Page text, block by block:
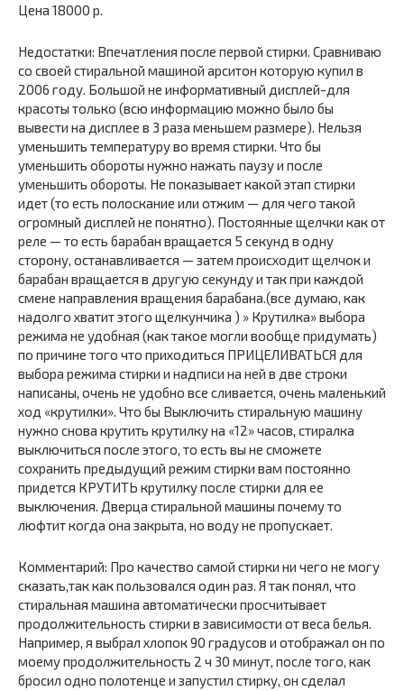
Цена 18000 р.
Недостатки: Впечатления после первой стирки. Сравниваю
со своей стиральной машиной арситон которую купил в
2006 году. Большой не информативный дисплей-для
красоты только (всю информацию можно было бы
вывести на дисплее в 3 раза меньшем размере). Нельзя
уменьшить температуру во время стирки. Что бы
уменьшить обороты нужно нажать паузу и после
уменьшить обороты. Не показывает какой этап стирки
идет (то есть полоскание или отжим — для чего такой
огромный дисплей не понятно). Постоянные щелчки как от
реле — то есть барабан вращается 5 секунд в одну
сторону, останавливается — затем происходит щелчок и
барабан вращается в другую секунду и так при каждой
смене направления вращения барабана.(все думаю, как
надолго хватит этого щелкунчика ) » Крутилка» выбора
режима не удобная (как такое могли вообще придумать)
по причине того что приходиться ПРИЦЕЛИВАТЬСЯ для
выбора режима стирки и надписи на ней в две строки
написаны, очень не удобно все сливается, очень маленький
ход «крутилки». Что бы Выключить стиральную машину
нужно снова крутить крутилку на «12» часов, стиралка
выключиться после этого, то есть вы не сможете
сохранить предыдущий режим стирки вам постоянно
придется КРУТИТЬ крутилку после стирки для ее
выключения. Дверца стиральной машины почему то
люфтит когда она закрыта, но воду не пропускает.
Комментарий: Про качество самой стирки ни чего не могу
сказать,так как пользовался один раз. Я так понял, что
стиральная машина автоматически просчитывает
продолжительность стирки в зависимости от веса белья.
Например, я выбрал хлопок 90 градусов и отображал он по
моему продолжительность 2 ч 30 минут, после того, как
бросил одно полотенце и запустил стирку, он сделал